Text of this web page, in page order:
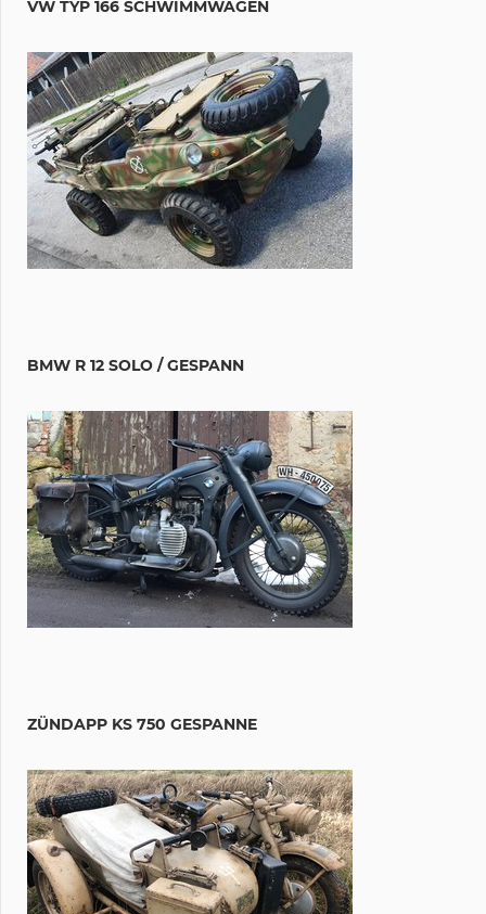
VW TYP 166 SCHWIMMWAGEN
BMW R 12 SOLO / GESPANN
ZÜNDAPP KS 750 GESPANNE